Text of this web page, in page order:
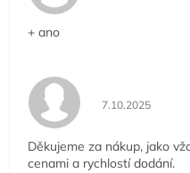
+ ano
Hodnocení
7.10.2025
Děkujeme za nákup, jako
cenami a rychlostí dodání.